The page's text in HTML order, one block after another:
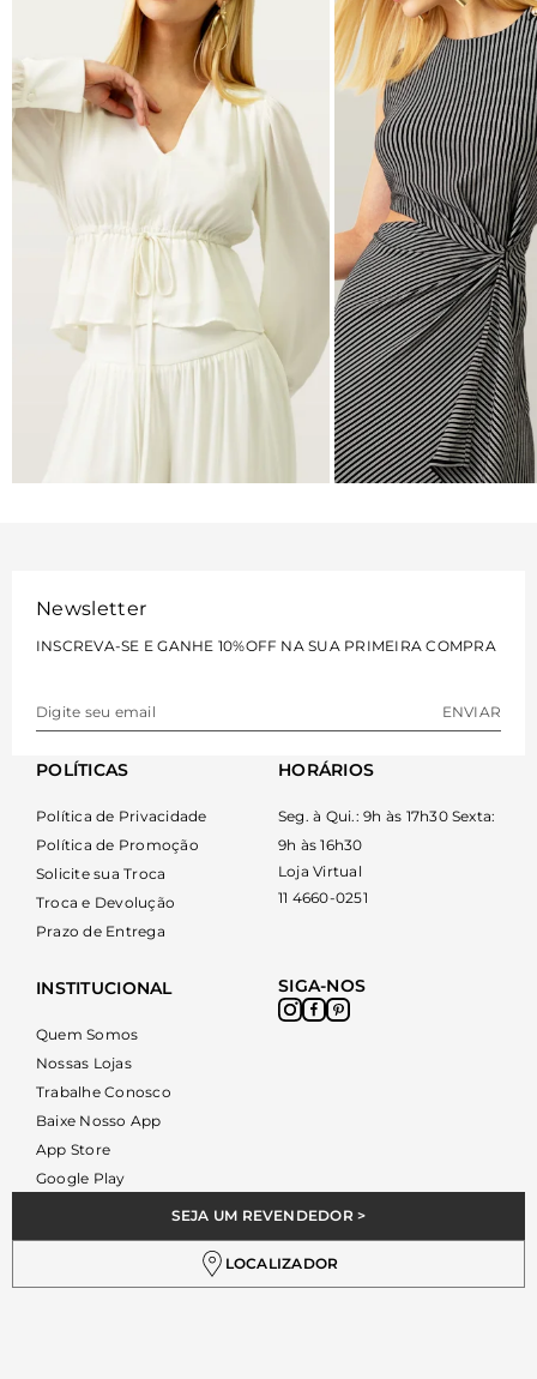
Newsletter
INSCREVA-SE E GANHE 10%OFF NA SUA PRIMEIRA COMPRA
ENVIAR
LOCALIZADOR
SEJA UM REVENDEDOR >
INSTITUCIONAL
Quem Somos
Nossas Lojas
Trabalhe Conosco
Baixe Nosso App
App Store
Google Play
POLÍTICAS
Política de Privacidade
Política de Promoção
Solicite sua Troca
Troca e Devolução
Prazo de Entrega
HORÁRIOS
Seg. à Qui.: 9h às 17h30 Sexta:
9h às 16h30
Loja Virtual
11 4660-0251
SIGA-NOS